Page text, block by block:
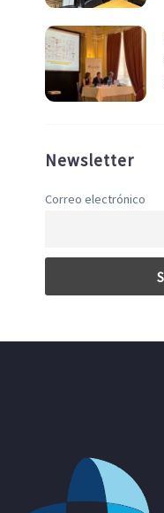
Newsletter
Correo electrónico